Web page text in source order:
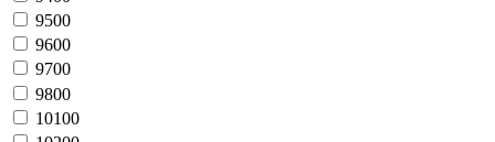
9500
9600
9700
9800
10100